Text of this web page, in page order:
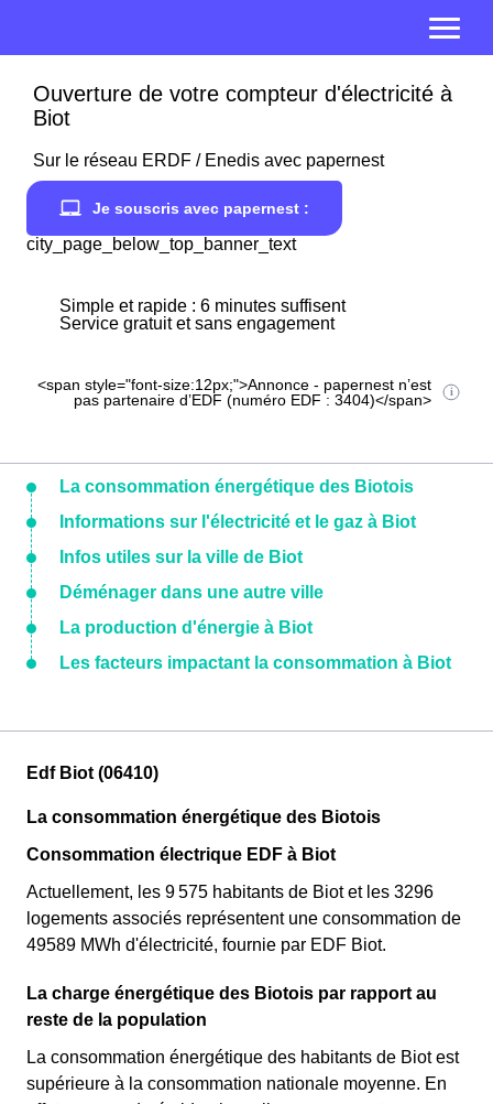
Ouverture de votre compteur d'électricité à
Biot
Sur le réseau ERDF / Enedis avec papernest
Je souscris avec papernest :
city_page_below_top_banner_text
Simple et rapide : 6 minutes suffisent
Service gratuit et sans engagement
<span style="font-size:12px;">Annonce - papernest n’est
pas partenaire d’EDF (numéro EDF : 3404)</span>
La consommation énergétique des Biotois
Informations sur l'électricité et le gaz à Biot
Infos utiles sur la ville de Biot
Déménager dans une autre ville
La production d'énergie à Biot
Les facteurs impactant la consommation à Biot
Edf Biot (06410)
La consommation énergétique des Biotois
Consommation électrique EDF à Biot
Actuellement, les 9 575 habitants de Biot et les 3296
logements associés représentent une consommation de
49589 MWh d'électricité, fournie par EDF Biot.
La charge énergétique des Biotois par rapport au
reste de la population
La consommation énergétique des habitants de Biot est
supérieure à la consommation nationale moyenne. En